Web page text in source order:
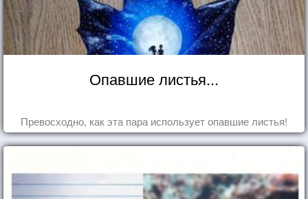
Опавшие листья...
Превосходно, как эта пара использует опавшие листья!